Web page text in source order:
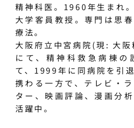
精神科医。1960年生まれ
大学客員教授。専門は思
療法。
大阪府立中宮病院(現: 大
にて、精神科救急病棟の
て、1999年に同病院を引
携わる一方で、テレビ・
ター、映画評論、漫画分
活躍中。